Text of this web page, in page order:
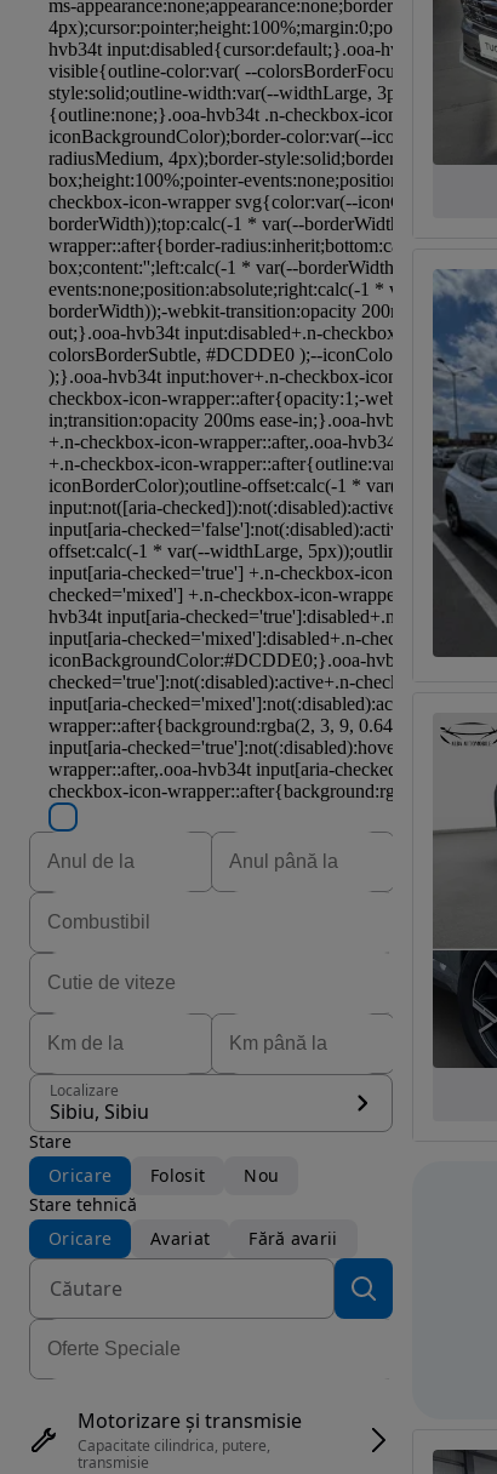
Localizare
Sibiu, Sibiu
Stare
Oricare
Folosit
Nou
Stare tehnică
Oricare
Avariat Fără avarii
Motorizare și transmisie
Capacitate cilindrica, putere,
transmisie